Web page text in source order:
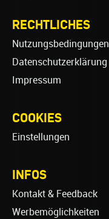
RECHTLICHES
Nutzungsbedingungen
Datenschutzerklärung
Impressum
COOKIES
Einstellungen
INFOS
Kontakt & Feedback
Werbemöglichkeiten